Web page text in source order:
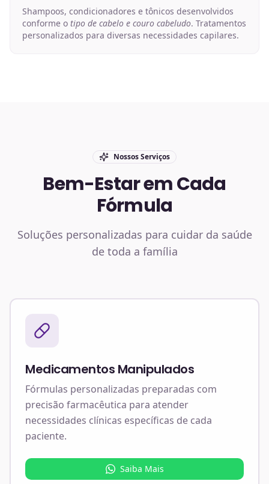
Shampoos, condicionadores e tônicos desenvolvidos
conforme o tipo de cabelo e couro cabeludo. Tratamentos
personalizados para diversas necessidades capilares.
Nossos Serviços
Bem-Estar em Cada
Fórmula
Soluções personalizadas para cuidar da saúde
de toda a família
Medicamentos Manipulados
Fórmulas personalizadas preparadas com
precisão farmacêutica para atender
necessidades clínicas específicas de cada
paciente.
Saiba Mais